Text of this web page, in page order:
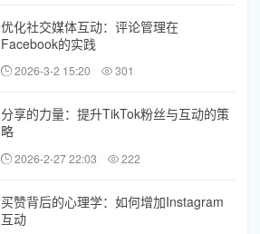
优化社交媒体互动：评论管理在
Facebook的实践
2026-3-2 15:20 301
分享的力量：提升TikTok粉丝与互动的策
略
2026-2-27 22:03 222
买赞背后的心理学：如何增加Instagram
互动